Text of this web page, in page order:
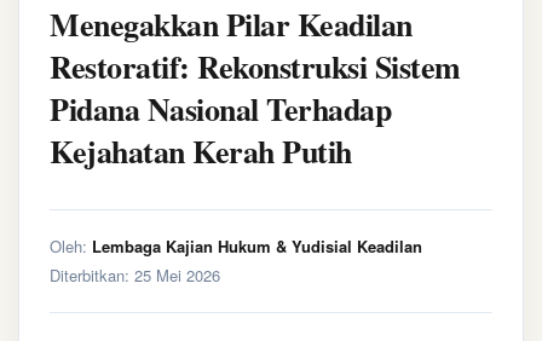
Menegakkan Pilar Keadilan
Restoratif: Rekonstruksi Sistem
Pidana Nasional Terhadap
Kejahatan Kerah Putih
Oleh: Lembaga Kajian Hukum & Yudisial Keadilan
Diterbitkan: 25 Mei 2026